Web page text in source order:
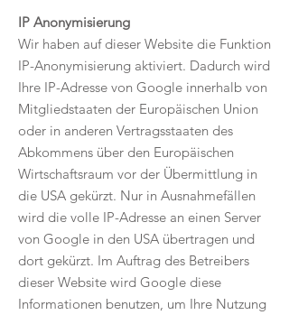
IP Anonymisierung
Wir haben auf dieser Website die Funktion
IP-Anonymisierung aktiviert. Dadurch wird
Ihre IP-Adresse von Google innerhalb von
Mitgliedstaaten der Europäischen Union
oder in anderen Vertragsstaaten des
Abkommens über den Europäischen
Wirtschaftsraum vor der Übermittlung in
die USA gekürzt. Nur in Ausnahmefällen
wird die volle IP-Adresse an einen Server
von Google in den USA übertragen und
dort gekürzt. Im Auftrag des Betreibers
dieser Website wird Google diese
Informationen benutzen, um Ihre Nutzung